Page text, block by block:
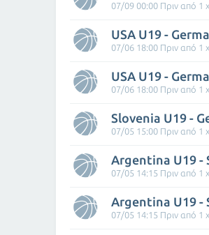
07/09 00:00 Πριν από 1
USA U19 -
07/06 18:00 Πριν από 1
USA U19 -
07/06 18:00 Πριν από 1
Slovenia U19 -
07/05 15:00 Πριν από 1
Argentina U19 -
07/05 14:15 Πριν από 1
Argentina U19 -
07/05 14:15 Πριν από 1